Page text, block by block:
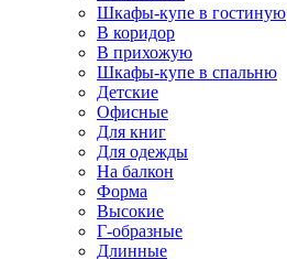
Шкафы-купе в гостиную
В коридор
В прихожую
Шкафы-купе в спальню
Детские
Офисные
Для книг
Для одежды
На балкон
Форма
Высокие
Г-образные
Длинные